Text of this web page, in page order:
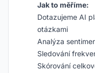
Jak to měříme:
Dotazujeme AI
otázkami
Analýza
Sledování
Skórování